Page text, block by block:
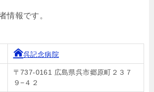
情報です。
呉記念病院
〒737-0161 広島県呉市郷原町２３７
９−４２